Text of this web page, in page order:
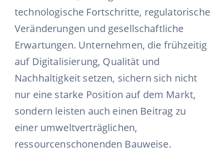
technologische Fortschritte, regulatorische
Veränderungen und gesellschaftliche
Erwartungen. Unternehmen, die frühzeitig
auf Digitalisierung, Qualität und
Nachhaltigkeit setzen, sichern sich nicht
nur eine starke Position auf dem Markt,
sondern leisten auch einen Beitrag zu
einer umweltverträglichen,
ressourcenschonenden Bauweise.